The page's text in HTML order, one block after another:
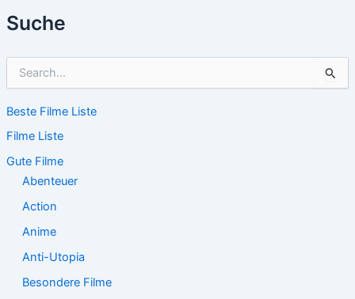
Suche
h
n
n
Beste Filme Liste
Filme Liste
Gute Filme
Abenteuer
Action
Anime
Anti-Utopia
Besondere Filme